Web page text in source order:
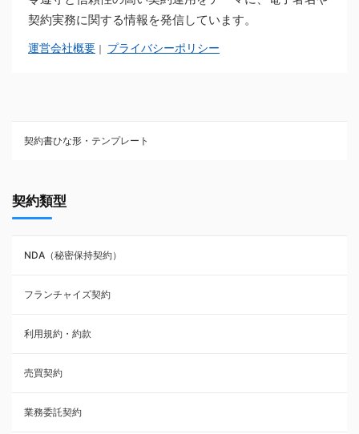
契約実務に関する情報を発信しています。
運営会社概要 ｜ プライバシーポリシー
契約書ひな形・テンプレート
NDA（秘密保持契約）
業務委託契約
利用規約・約款
覚書・合意書・同意書
承諾書
雇用契約
契約類型
NDA（秘密保持契約）
フランチャイズ契約
利用規約・約款
売買契約
業務委託契約